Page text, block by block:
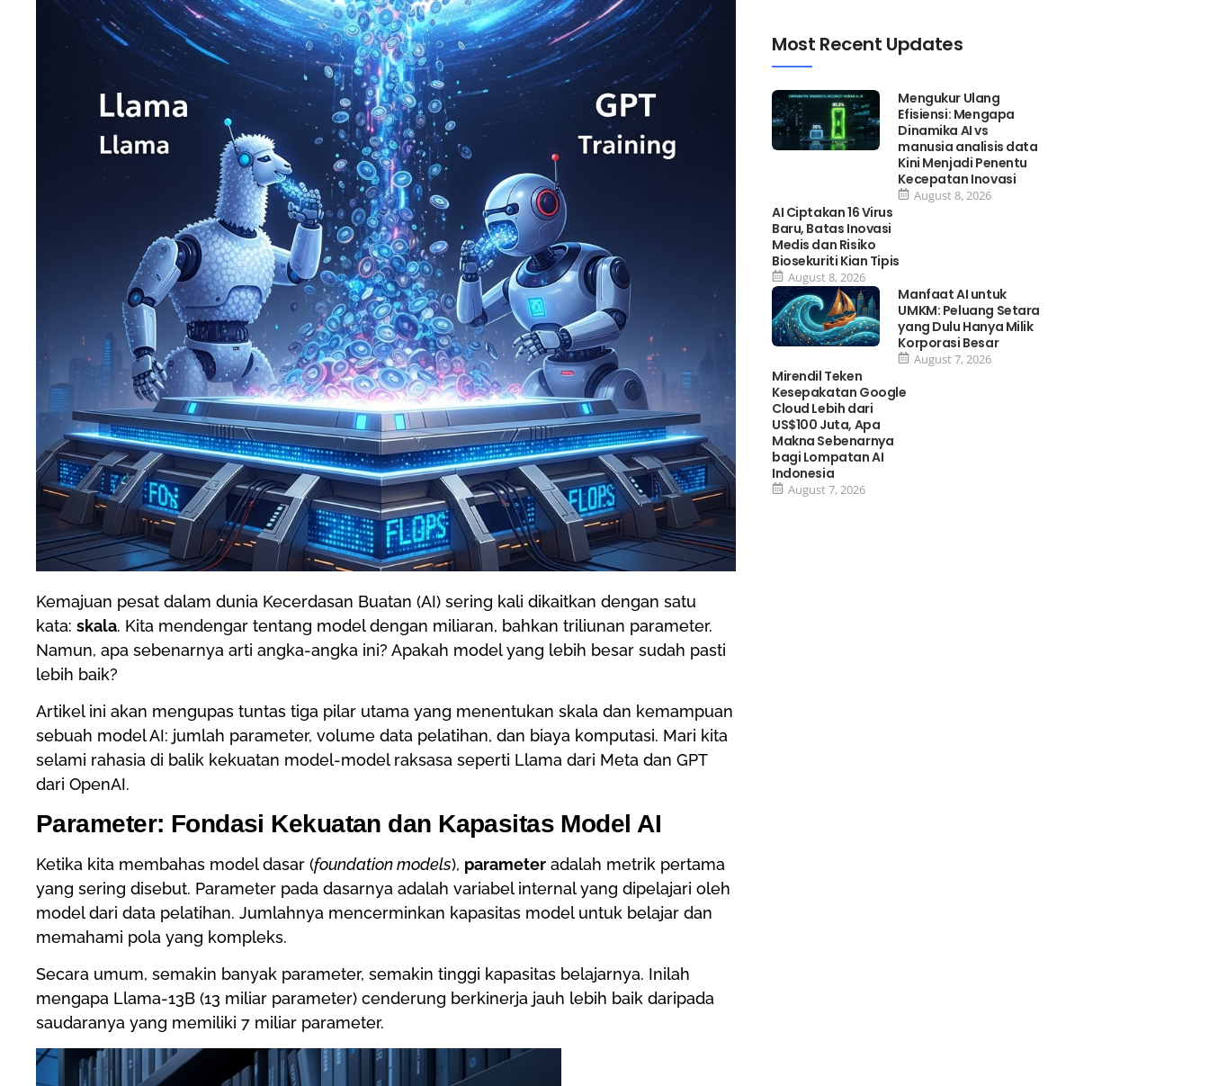
Kemajuan pesat dalam dunia Kecerdasan Buatan (AI) sering kali dikaitkan dengan satu
kata: skala. Kita mendengar tentang model dengan miliaran, bahkan triliunan parameter.
Namun, apa sebenarnya arti angka-angka ini? Apakah model yang lebih besar sudah pasti
lebih baik?
Artikel ini akan mengupas tuntas tiga pilar utama yang menentukan skala dan kemampuan
sebuah model AI: jumlah parameter, volume data pelatihan, dan biaya komputasi. Mari kita
selami rahasia di balik kekuatan model-model raksasa seperti Llama dari Meta dan GPT
dari OpenAI.
Parameter: Fondasi Kekuatan dan Kapasitas Model AI
Ketika kita membahas model dasar (foundation models), parameter adalah metrik pertama
yang sering disebut. Parameter pada dasarnya adalah variabel internal yang dipelajari oleh
model dari data pelatihan. Jumlahnya mencerminkan kapasitas model untuk belajar dan
memahami pola yang kompleks.
Secara umum, semakin banyak parameter, semakin tinggi kapasitas belajarnya. Inilah
mengapa Llama-13B (13 miliar parameter) cenderung berkinerja jauh lebih baik daripada
saudaranya yang memiliki 7 miliar parameter.
Most Recent Updates
Mengukur Ulang
Efisiensi: Mengapa
Dinamika AI vs
manusia analisis data
Kini Menjadi Penentu
Kecepatan Inovasi
August 8, 2026
AI Ciptakan 16 Virus
Baru, Batas Inovasi
Medis dan Risiko
Biosekuriti Kian Tipis
August 8, 2026
Manfaat AI untuk
UMKM: Peluang Setara
yang Dulu Hanya Milik
Korporasi Besar
August 7, 2026
Mirendil Teken
Kesepakatan Google
Cloud Lebih dari
US$100 Juta, Apa
Makna Sebenarnya
bagi Lompatan AI
Indonesia
August 7, 2026